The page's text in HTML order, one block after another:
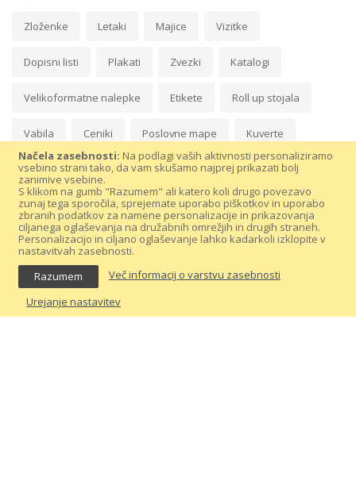
Načela zasebnosti: Na podlagi vaših aktivnosti personaliziramo
vsebino strani tako, da vam skušamo najprej prikazati bolj
zanimive vsebine.
S klikom na gumb "Razumem" ali katero koli drugo povezavo
zunaj tega sporočila, sprejemate uporabo piškotkov in uporabo
zbranih podatkov za namene personalizacije in prikazovanja
ciljanega oglaševanja na družabnih omrežjih in drugih straneh.
Personalizacijo in ciljano oglaševanje lahko kadarkoli izklopite v
nastavitvah zasebnosti.
Razumem
Več informacij o varstvu zasebnosti
Urejanje nastavitev
Zloženke Letaki Majice Vizitke
Dopisni listi Plakati Zvezki Katalogi
Velikoformatne nalepke Etikete Roll up stojala
Vabila Ceniki Poslovne mape Kuverte
Prijavite se na prejemanje popustov in
koristnih nasvetov